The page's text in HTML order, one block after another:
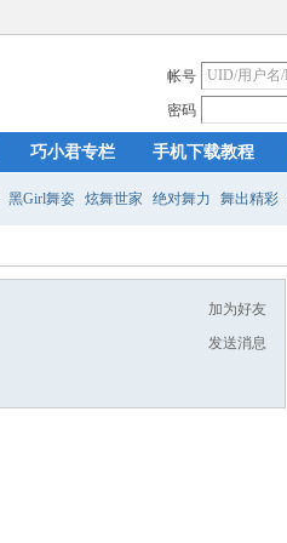
帐号
密码
巧小君专栏 手机下载教程
黑Girl舞姿 炫舞世家 绝对舞力 舞出精彩
加为好友
发送消息